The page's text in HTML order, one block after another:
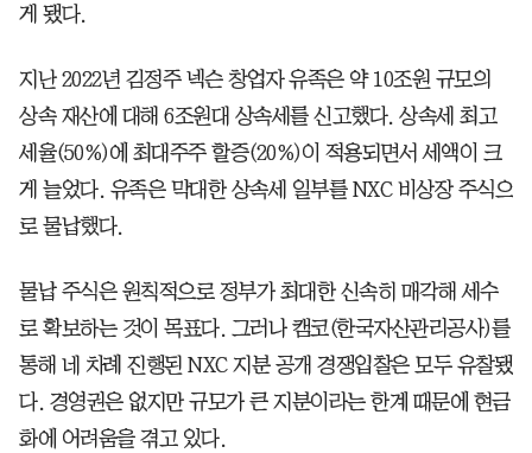
게 됐다.
지난 2022년 김정주 넥슨 창업자 유족은 약 10조원 규모의
상속 재산에 대해 6조원대 상속세를 신고했다. 상속세 최고
세율(50%)에 최대주주 할증(20%)이 적용되면서 세액이 크
게 늘었다. 유족은 막대한 상속세 일부를 NXC 비상장 주식으
로 물납했다.
물납 주식은 원칙적으로 정부가 최대한 신속히 매각해 세수
로 확보하는 것이 목표다. 그러나 캠코(한국자산관리공사)를
통해 네 차례 진행된 NXC 지분 공개 경쟁입찰은 모두 유찰됐
다. 경영권은 없지만 규모가 큰 지분이라는 한계 때문에 현금
화에 어려움을 겪고 있다.